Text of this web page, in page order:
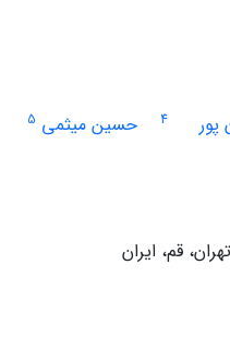
پور 4 حسین میثمی 5
قم، ایران